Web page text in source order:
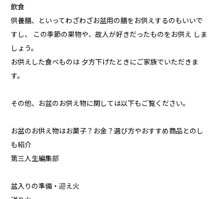
飲食
供養膳、といってわざわざお盆用の膳をお供えするのもいいで
すし、 この季節の果物や、故人が好きだったものをお供え しま
しょう。
お供えした食べものは 夕方下げたときにご家族でいただきま
す。
その他、お盆のお供え物に関しては以下もご覧ください。
お盆のお供え物はお菓子？お金？選び方やおすすめ商品とのし
も紹介
第三人生編集部
盆入りの準備・迎え火